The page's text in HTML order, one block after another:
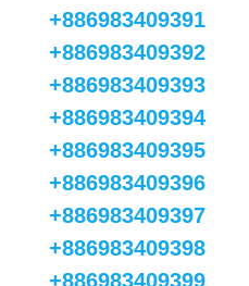
+886983409391
+886983409392
+886983409393
+886983409394
+886983409395
+886983409396
+886983409397
+886983409398
+886983409399